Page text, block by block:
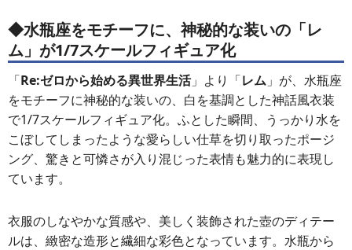
◆水瓶座をモチーフに、神秘的な装いの「レ
ム 」が1/7スケールフィギュア化
「Re:ゼロから始める異世界生活」より「レム 」が、水瓶座
をモチーフに神秘的な装いの、白を基調とした神話風衣装
で1/7スケールフィギュア化。ふとした瞬間、うっかり水を
こぼしてしまったような愛らしい仕草を切り取ったポージ
ング、驚きと可憐さが入り混じった表情も魅力的に表現し
ています。
衣服のしなやかな質感や、美しく装飾された壺のディテー
ルは、緻密な造形と繊細な彩色となっています。水瓶から